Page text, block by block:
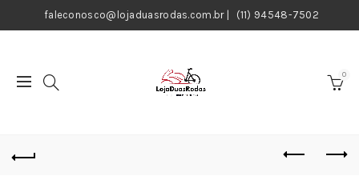
faleconosco@lojaduasrodas.com.br| (11) 94548-7502
0